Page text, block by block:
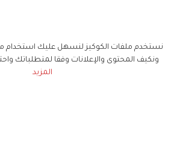
نستخدم ملفات الكوكيز لنسهل عليك استخدام
ونكيف المحتوى والإعلانات وفقا لمتطلباتك
المزيد